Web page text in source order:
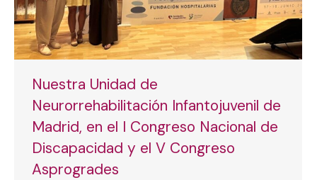
Nuestra Unidad de
Neurorrehabilitación Infantojuvenil de
Madrid, en el I Congreso Nacional de
Discapacidad y el V Congreso
Asprogrades